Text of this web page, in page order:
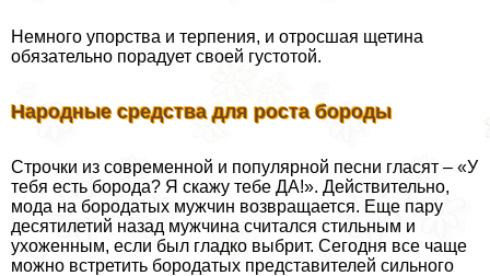
Немного упорства и терпения, и отросшая щетина
обязательно порадует своей густотой.
Народные средства для роста бороды
Строчки из современной и популярной песни гласят – «У
тебя есть борода? Я скажу тебе ДА!». Действительно,
мода на бородатых мужчин возвращается. Еще пару
десятилетий назад мужчина считался стильным и
ухоженным, если был гладко выбрит. Сегодня все чаще
можно встретить бородатых представителей сильного